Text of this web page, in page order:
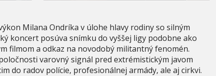
Milana Ondríka v úlohe hlavy rodiny so silným
koncert posúva snímku do vyššej ligy podobne ako
filmom a odkaz na novodobý militantný fenomén.
varovný signál pred extrémistickým javom
do radov polície, profesionálnej armády, ale aj cirkvi.